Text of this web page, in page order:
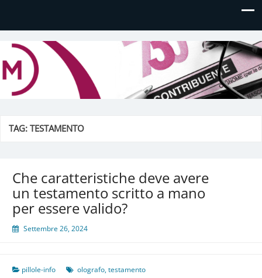
Daniela Manfè
Daniela Manfè Studio di consulenza amministrativa,
contabile, tributaria e fiscale
TAG:TESTAMENTO
Che caratteristiche deve avere
un testamento scritto a mano
per essere valido?
Settembre 26, 2024
pillole-info olografo,testamento